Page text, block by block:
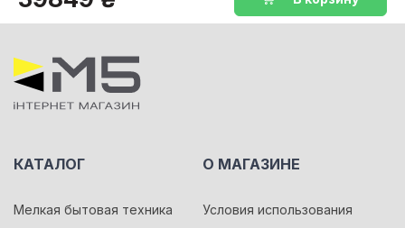
КАТАЛОГ
Мелкая бытовая техника
О МАГАЗИНЕ
Условия использования